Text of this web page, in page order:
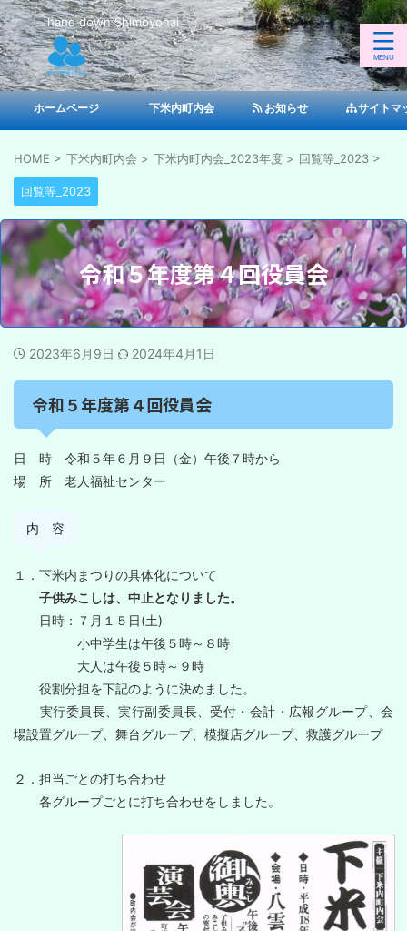
hand down Shimoyonai
ホームページ 下米内町内会 お知らせ サイトマ
HOME > 下米内町内会 > 下米内町内会_2023年度 > 回覧等_2023 >
回覧等_2023
令和５年度第４回役員会
2023年6月9日 2024年4月1日
令和５年度第４回役員会
日 時 令和５年６月９日（金）午後７時から
場 所 老人福祉センター
内 容
１．下米内まつりの具体化について
子供みこしは、中止となりました。
日時：７月１５日(土)
小中学生は午後５時～８時
大人は午後５時～９時
役割分担を下記のように決めました。
実行委員長、実行副委員長、受付・会計・広報グループ、会
場設置グループ、舞台グループ、模擬店グループ、救護グループ
２．担当ごとの打ち合わせ
各グループごとに打ち合わせをしました。